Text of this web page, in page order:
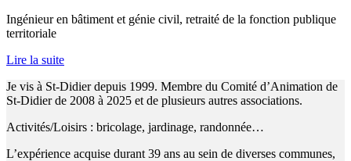
Ingénieur en bâtiment et génie civil, retraité de la fonction publique
territoriale
Lire la suite
Je vis à St-Didier depuis 1999. Membre du Comité d’Animation de
St-Didier de 2008 à 2025 et de plusieurs autres associations.
Activités/Loisirs : bricolage, jardinage, randonnée…
L’expérience acquise durant 39 ans au sein de diverses communes,